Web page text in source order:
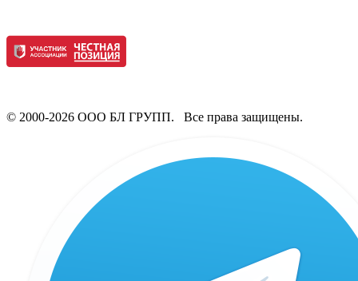
© 2000-2026 ООО БЛ ГРУПП. Все права защищены.